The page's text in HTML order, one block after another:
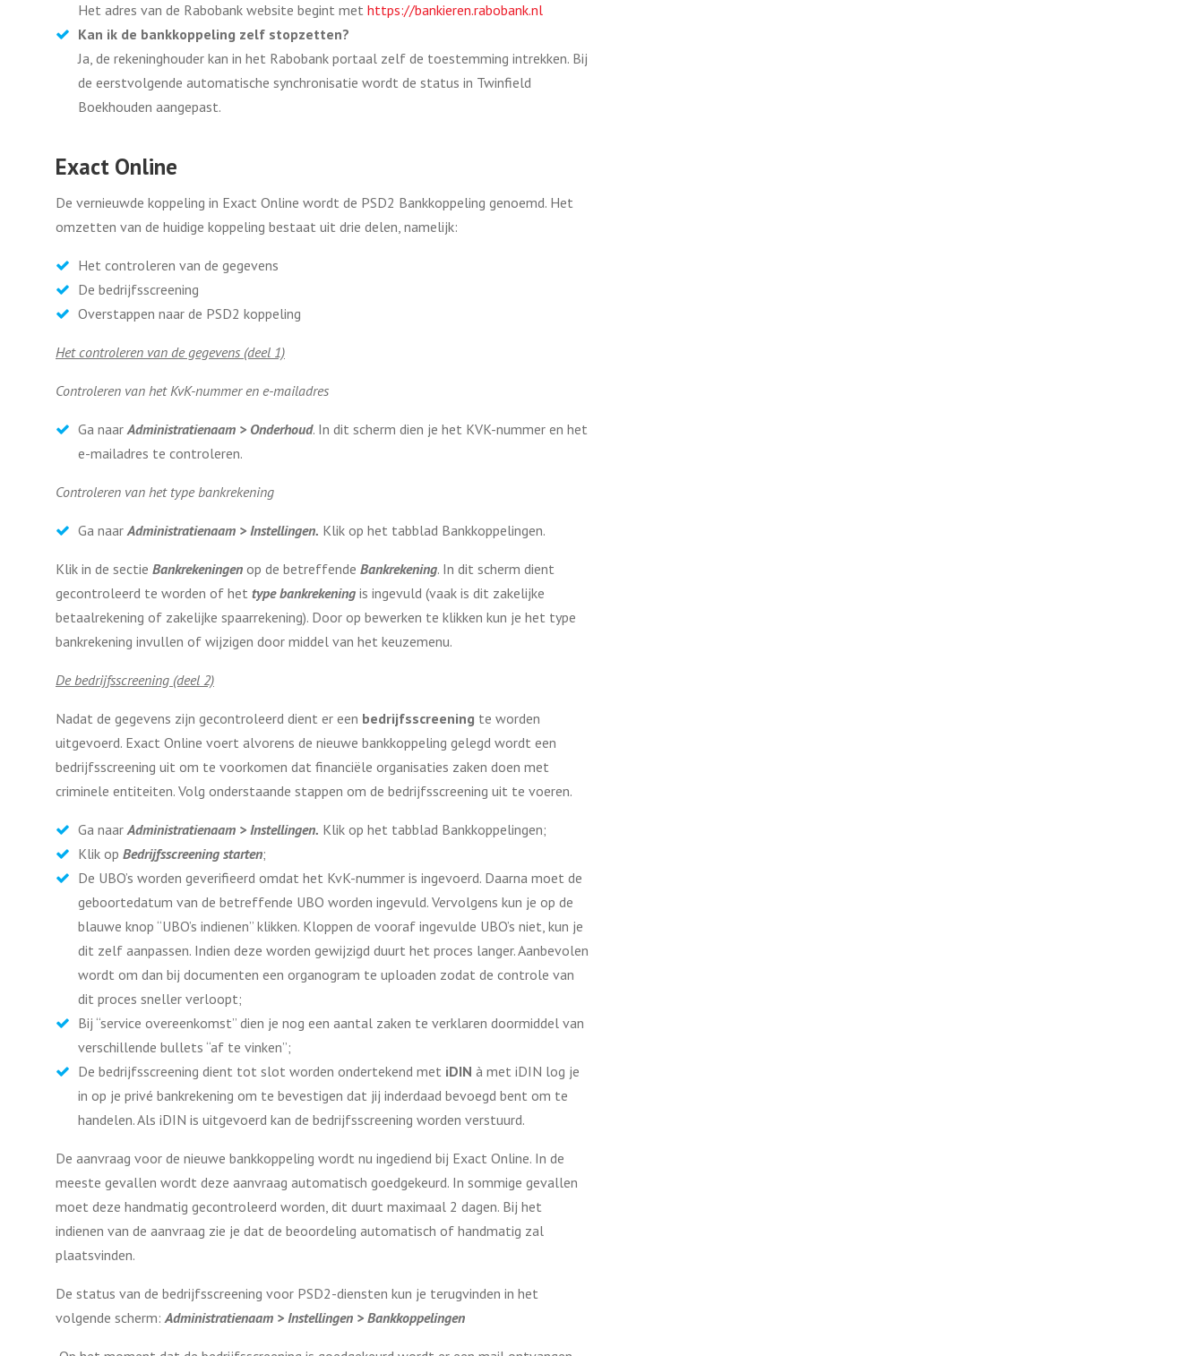
Het adres van de Rabobank website begint met https://bankieren.rabobank.nl
Kan ik de bankkoppeling zelf stopzetten?
Ja, de rekeninghouder kan in het Rabobank portaal zelf de toestemming intrekken. Bij
de eerstvolgende automatische synchronisatie wordt de status in Twinfield
Boekhouden aangepast.
Exact Online
De vernieuwde koppeling in Exact Online wordt de PSD2 Bankkoppeling genoemd. Het
omzetten van de huidige koppeling bestaat uit drie delen, namelijk:
Het controleren van de gegevens
De bedrijfsscreening
Overstappen naar de PSD2 koppeling
Het controleren van de gegevens (deel 1)
Controleren van het KvK-nummer en e-mailadres
Ga naarAdministratienaam > Onderhoud. In dit scherm dien je het KVK-nummer en het
e-mailadres te controleren.
Controleren van het type bankrekening
Ga naarAdministratienaam > Instellingen. Klik op het tabblad Bankkoppelingen.
Klik in de sectie Bankrekeningen op de betreffende Bankrekening. In dit scherm dient
gecontroleerd te worden of het type bankrekening is ingevuld (vaak is dit zakelijke
betaalrekening of zakelijke spaarrekening). Door op bewerken te klikken kun je het type
bankrekening invullen of wijzigen door middel van het keuzemenu.
De bedrijfsscreening (deel 2)
Nadat de gegevens zijn gecontroleerd dient er een bedrijfsscreening te worden
uitgevoerd. Exact Online voert alvorens de nieuwe bankkoppeling gelegd wordt een
bedrijfsscreening uit om te voorkomen dat financiële organisaties zaken doen met
criminele entiteiten. Volg onderstaande stappen om de bedrijfsscreening uit te voeren.
Ga naarAdministratienaam > Instellingen. Klik op het tabblad Bankkoppelingen;
Klik op Bedrijfsscreening starten;
De UBO’s worden geverifieerd omdat het KvK-nummer is ingevoerd. Daarna moet de
geboortedatum van de betreffende UBO worden ingevuld. Vervolgens kun je op de
blauwe knop “UBO’s indienen” klikken. Kloppen de vooraf ingevulde UBO’s niet, kun je
dit zelf aanpassen. Indien deze worden gewijzigd duurt het proces langer. Aanbevolen
wordt om dan bij documenten een organogram te uploaden zodat de controle van
dit proces sneller verloopt;
Bij “service overeenkomst” dien je nog een aantal zaken te verklaren doormiddel van
verschillende bullets “af te vinken”;
De bedrijfsscreening dient tot slot worden ondertekend met iDIN à met iDIN log je
in op je privé bankrekening om te bevestigen dat jij inderdaad bevoegd bent om te
handelen. Als iDIN is uitgevoerd kan de bedrijfsscreening worden verstuurd.
De aanvraag voor de nieuwe bankkoppeling wordt nu ingediend bij Exact Online. In de
meeste gevallen wordt deze aanvraag automatisch goedgekeurd. In sommige gevallen
moet deze handmatig gecontroleerd worden, dit duurt maximaal 2 dagen. Bij het
indienen van de aanvraag zie je dat de beoordeling automatisch of handmatig zal
plaatsvinden.
De status van de bedrijfsscreening voor PSD2-diensten kun je terugvinden in het
volgende scherm:Administratienaam > Instellingen > Bankkoppelingen